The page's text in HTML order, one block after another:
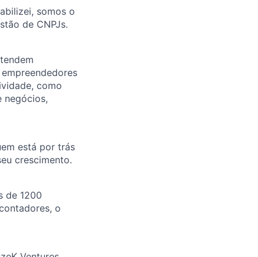
somos o
de CNPJs.
como
negócios,
está por trás
crescimento.
de 1200
o